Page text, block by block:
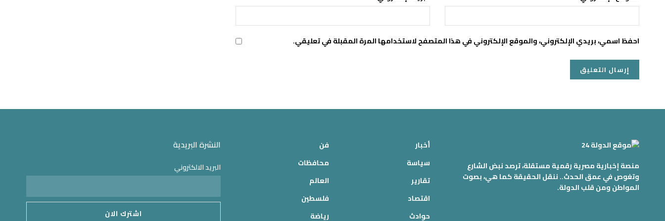
احفظ اسمي، بريدي الإلكتروني، والموقع الإلكتروني في هذا المتصفح لاستخدامها المرة المقبلة في تعليقي.
منصة إخبارية مصرية رقمية مستقلة، ترصد نبض الشارع
وتغوص في عمق الحدث.. ننقل الحقيقة كما هي، بصوت
المواطن ومن قلب الدولة.
أخبار
سياسة
تقارير
اقتصاد
حوادث
فن
محافظات
العالم
فلسطين
رياضة
النشرة البريدية
البريد الالكتروني